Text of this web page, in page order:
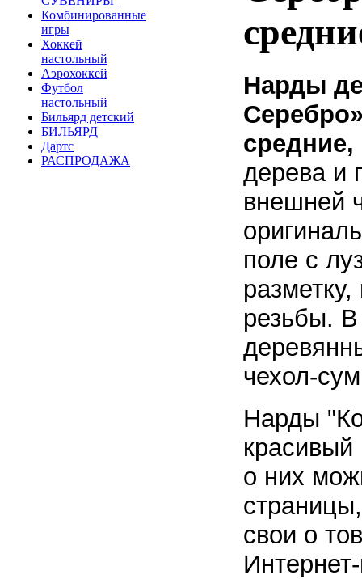
Комбинированные
игры
Хоккей
настольный
Аэрохоккей
Футбол
настольный
Бильярд детский
БИЛЬЯРД
Дартс
РАСПРОДАЖА
Нарды
средние,
дерева и
внешней
поле с
резьбы. В
чехол-
Нарды
о них
свои о